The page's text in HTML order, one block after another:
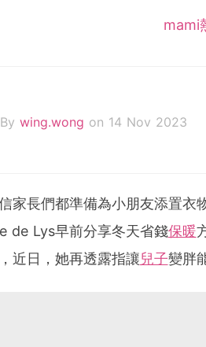
mami
By wing.wong on 14 Nov 2023
信家長們都準備為小朋友添置
de Lys早前分享冬天省錢保暖
近日，她再透露指讓兒子變胖